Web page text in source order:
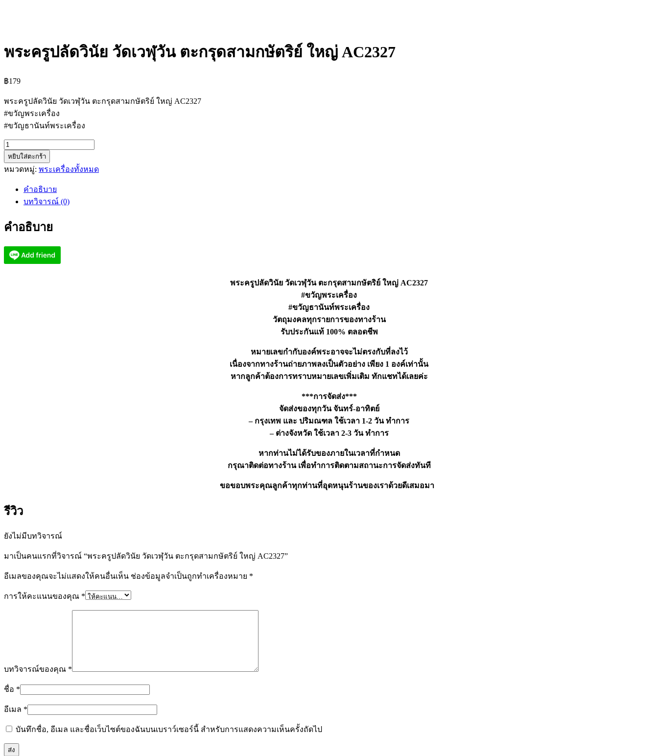
พระครูปลัดวินัย วัดเวฬุวัน ตะกรุดสามกษัตริย์ ใหญ่ AC2327
฿179
พระครูปลัดวินัย วัดเวฬุวัน ตะกรุดสามกษัตริย์ ใหญ่ AC2327
#ขวัญพระเครื่อง
#ขวัญธานันท์พระเครื่อง
จำนวน
พระครู
ปลัด
ตะกรุด
กษัตริย์
หยิบใส่ตะกร้า
หมวดหมู่: พระเครื่องทั้งหมด
คำอธิบาย
บทวิจารณ์ (0)
คำอธิบาย
พระครูปลัดวินัย วัดเวฬุวัน ตะกรุดสามกษัตริย์ ใหญ่ AC2327
#ขวัญพระเครื่อง
#ขวัญธานันท์พระเครื่อง
วัตถุมงคลทุกรายการของทางร้าน
รับประกันแท้ 100% ตลอดชีพ
หมายเลขกำกับองค์พระอาจจะไม่ตรงกับที่ลงไว้
เนื่องจากทางร้านถ่ายภาพลงเป็นตัวอย่าง เพียง 1 องค์เท่านั้น
หากลูกค้าต้องการทราบหมายเลขเพิ่มเติม ทักแชทได้เลยค่ะ
***การจัดส่ง***
จัดส่งของทุกวัน จันทร์-อาทิตย์
– กรุงเทพ และ ปริมณฑล ใช้เวลา 1-2 วัน ทำการ
– ต่างจังหวัด ใช้เวลา 2-3 วัน ทำการ
หากท่านไม่ได้รับของภายในเวลาที่กำหนด
กรุณาติดต่อทางร้าน เพื่อทำการติดตามสถานะการจัดส่งทันที
ขอขอบพระคุณลูกค้าทุกท่านที่อุดหนุนร้านของเราด้วยดีเสมอมา
รีวิว
ยังไม่มีบทวิจารณ์
มาเป็นคนแรกที่วิจารณ์ “พระครูปลัดวินัย วัดเวฬุวัน ตะกรุดสามกษัตริย์ ใหญ่ AC2327”
อีเมลของคุณจะไม่แสดงให้คนอื่นเห็น ช่องข้อมูลจำเป็นถูกทำเครื่องหมาย *
การให้คะแนนของคุณ *
บทวิจารณ์ของคุณ *
ชื่อ *
อีเมล *
บันทึกชื่อ, อีเมล และชื่อเว็บไซต์ของฉันบนเบราว์เซอร์นี้ สำหรับการแสดงความเห็นครั้งถัดไป